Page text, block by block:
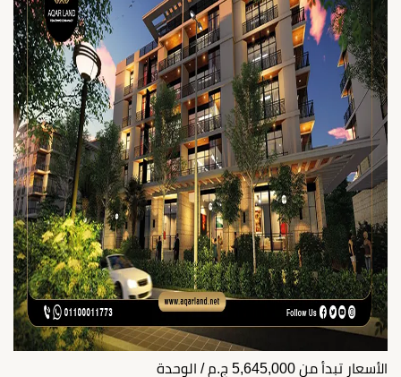
الأسعار تبدأ من 5,645,000 ج.م / الوحدة